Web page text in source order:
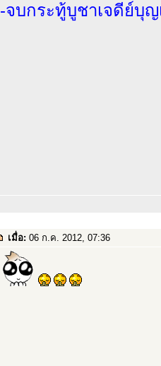
-จบกระทู้บูชาเจดีย์บุ
เมื่อ: 06 ก.ค. 2012, 07:36